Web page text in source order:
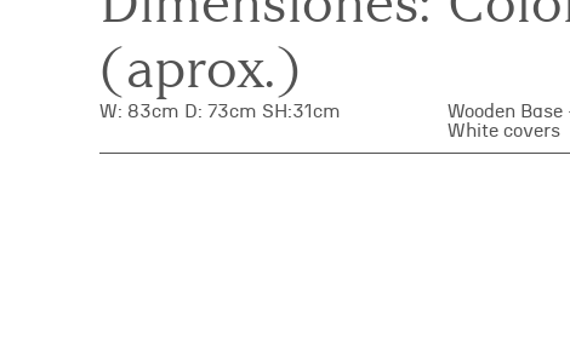
Wooden Base
White covers
(aprox.)
W: 83cm D: 73cm SH:31cm